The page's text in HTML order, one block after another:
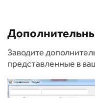
Заводите
представленные в